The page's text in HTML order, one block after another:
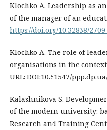
Klochko A. Leadership as
of the manager of an
https://doi.org/10.32838/
Klochko A. The role of
organisations in the
URL: DOI:10.51547/
Kalashnikova S.
of the modern university:
Research and Training